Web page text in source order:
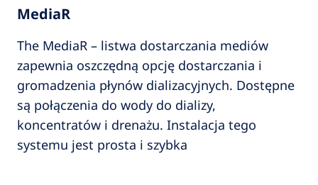
MediaR
The MediaR – listwa dostarczania mediów
zapewnia oszczędną opcję dostarczania i
gromadzenia płynów dializacyjnych. Dostępne
są połączenia do wody do dializy,
koncentratów i drenażu. Instalacja tego
systemu jest prosta i szybka